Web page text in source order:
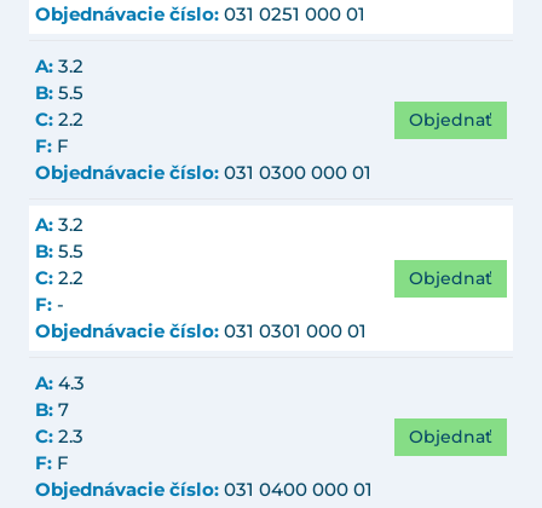
Objednávacie číslo: 031 0251 000 01
A: 3.2
B: 5.5
C: 2.2
F: F
Objednávacie číslo: 031 0300 000 01
Objednať
A: 3.2
B: 5.5
C: 2.2
F: -
Objednávacie číslo: 031 0301 000 01
Objednať
A: 4.3
B: 7
C: 2.3
F: F
Objednávacie číslo: 031 0400 000 01
Objednať